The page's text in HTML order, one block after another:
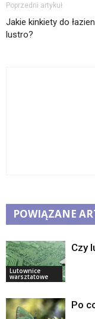
Poprzedni artykuł
Jakie kinkiety do
lustro?
POWIĄZANE
Lutownice
warsztatowe
Czy
Po